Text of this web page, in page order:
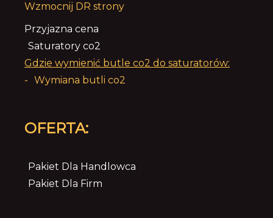
Wzmocnij DR strony
Przyjazna cena
Saturatory co2
Gdzie wymienić butle co2 do saturatorów:
- Wymiana butli co2
OFERTA:
Pakiet Dla Handlowca
Pakiet Dla Firm